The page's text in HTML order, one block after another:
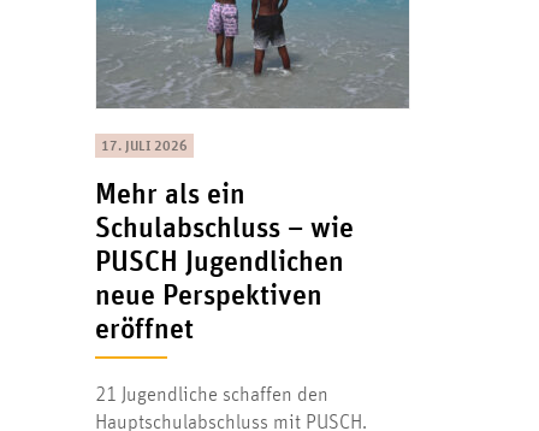
17. JULI 2026
Mehr als ein
Schulabschluss – wie
PUSCH Jugendlichen
neue Perspektiven
eröffnet
21 Jugendliche schaffen den
Hauptschulabschluss mit PUSCH.